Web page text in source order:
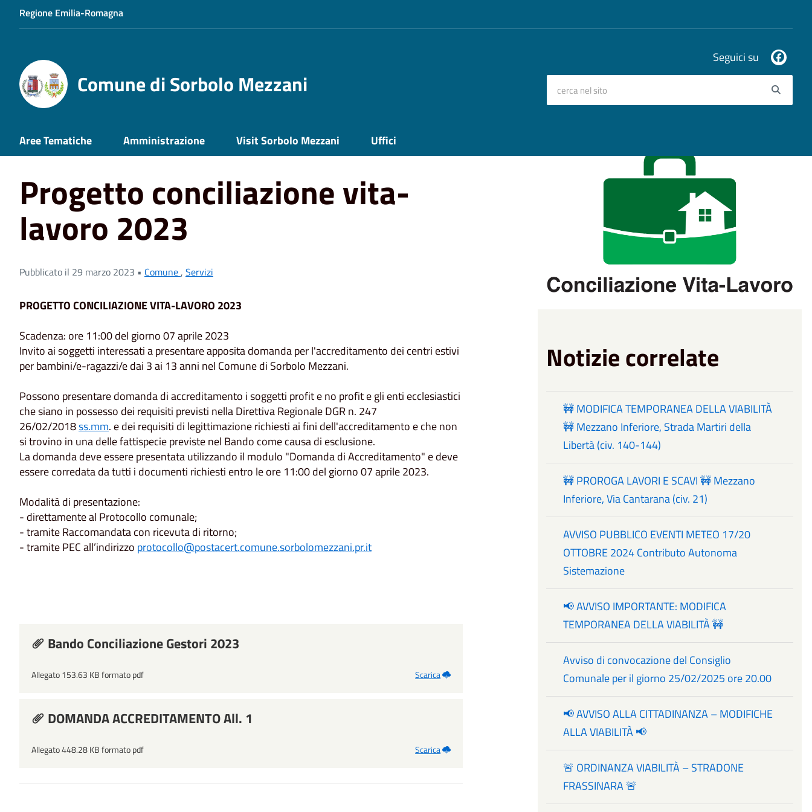
Regione Emilia-Romagna
Comune di Sorbolo Mezzani
Seguici su
Aree Tematiche Amministrazione Visit Sorbolo Mezzani Uffici
Home News Comune Progetto conciliazione vita-lavoro 2023
Progetto conciliazione vita-
lavoro 2023
Pubblicato il 29 marzo 2023 • Comune , Servizi
PROGETTO CONCILIAZIONE VITA-LAVORO 2023
Scadenza: ore 11:00 del giorno 07 aprile 2023
Invito ai soggetti interessati a presentare apposita domanda per l'accreditamento dei centri estivi
per bambini/e-ragazzi/e dai 3 ai 13 anni nel Comune di Sorbolo Mezzani.
Possono presentare domanda di accreditamento i soggetti profit e no profit e gli enti ecclesiastici
che siano in possesso dei requisiti previsti nella Direttiva Regionale DGR n. 247
26/02/2018ss.mm. e dei requisiti di legittimazione richiesti ai fini dell'accreditamento e che non
si trovino in una delle fattispecie previste nel Bando come causa di esclusione.
La domanda deve essere presentata utilizzando il modulo "Domanda di Accreditamento" e deve
essere corredata da tutti i documenti richiesti entro le ore 11:00 del giorno 07 aprile 2023.
Modalità di presentazione:
- direttamente al Protocollo comunale;
- tramite Raccomandata con ricevuta di ritorno;
- tramite PEC all’indirizzo protocollo@postacert.comune.sorbolomezzani.pr.it
Bando Conciliazione Gestori 2023
Allegato 153.63 KB formato pdf Scarica
DOMANDA ACCREDITAMENTO All. 1
Allegato 448.28 KB formato pdf Scarica
Notizie correlate
🚧 MODIFICA TEMPORANEA DELLA VIABILITÀ
🚧 Mezzano Inferiore, Strada Martiri della
Libertà (civ. 140-144)
🚧 PROROGA LAVORI E SCAVI 🚧 Mezzano
Inferiore, Via Cantarana (civ. 21)
AVVISO PUBBLICO EVENTI METEO 17/20
OTTOBRE 2024 Contributo Autonoma
Sistemazione
📢 AVVISO IMPORTANTE: MODIFICA
TEMPORANEA DELLA VIABILITÀ 🚧
Avviso di convocazione del Consiglio
Comunale per il giorno 25/02/2025 ore 20.00
📢 AVVISO ALLA CITTADINANZA – MODIFICHE
ALLA VIABILITÀ 📢
🚨 ORDINANZA VIABILITÀ – STRADONE
FRASSINARA 🚨